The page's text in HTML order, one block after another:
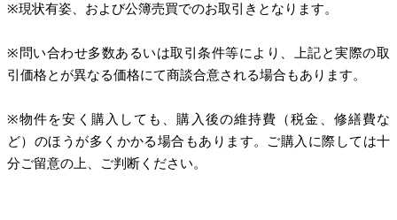
※現状有姿、および公簿売買でのお取引きとなります。
※問い合わせ多数あるいは取引条件等により、上記と実際の取
引価格とが異なる価格にて商談合意される場合もあります。
※物件を安く購入しても、購入後の維持費（税金、修繕費な
ど）のほうが多くかかる場合もあります。ご購入に際しては十
分ご留意の上、ご判断ください。